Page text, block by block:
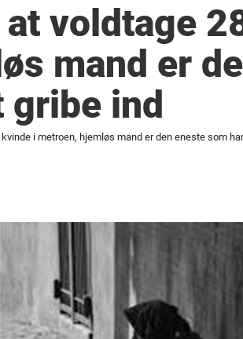
voldtage
mand er
gribe ind
i metroen, hjemløs mand er den eneste som